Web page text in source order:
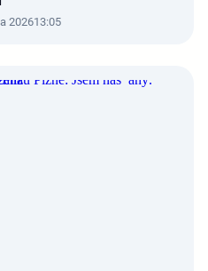
202613:05